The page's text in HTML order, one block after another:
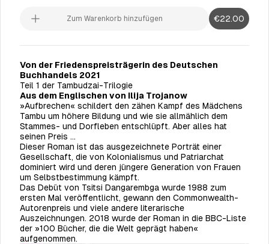
Zum Warenkorb hinzufügen €22.00
Von der Friedenspreisträgerin des Deutschen
Buchhandels 2021
Teil 1 der Tambudzai-Trilogie
Aus dem Englischen von Ilija Trojanow
»Aufbrechen« schildert den zähen Kampf des Mädchens
Tambu um höhere Bildung und wie sie allmählich dem
Stammes- und Dorfleben entschlüpft. Aber alles hat
seinen Preis …
Dieser Roman ist das ausgezeichnete Porträt einer
Gesellschaft, die von Kolonialismus und Patriarchat
dominiert wird und deren jüngere Generation von Frauen
um Selbstbestimmung kämpft.
Das Debüt von Tsitsi Dangarembga wurde 1988 zum
ersten Mal veröffentlicht, gewann den Commonwealth-
Autorenpreis und viele andere literarische
Auszeichnungen. 2018 wurde der Roman in die BBC-Liste
der »100 Bücher, die die Welt geprägt haben«
aufgenommen.